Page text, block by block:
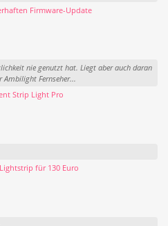
Firmware-Update
nie genutzt hat. Liegt aber auch daran
Fernseher...
Strip Light Pro
für 130 Euro